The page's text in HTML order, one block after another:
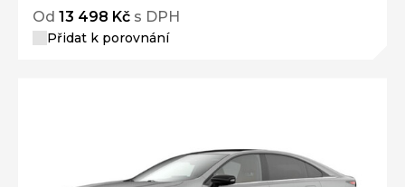
Od 13 498 Kč s DPH
Přidat k porovnání